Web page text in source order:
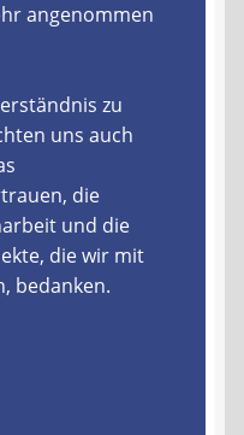
Verordnung
angenommen
zu
uns auch
die
und die
die wir mit
bedanken.